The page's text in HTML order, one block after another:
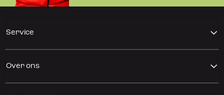
Service
Over ons